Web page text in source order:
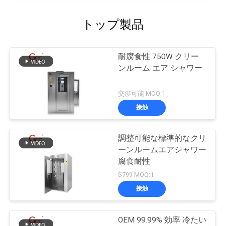
トップ製品
耐腐食性 750W クリー
ンルーム エア シャワー
交渉可能 MOQ:1
接触
調整可能な標準的なクリ
ーンルームエアシャワー
腐食耐性
$799 MOQ:1
接触
OEM 99.99% 効率 冷たい